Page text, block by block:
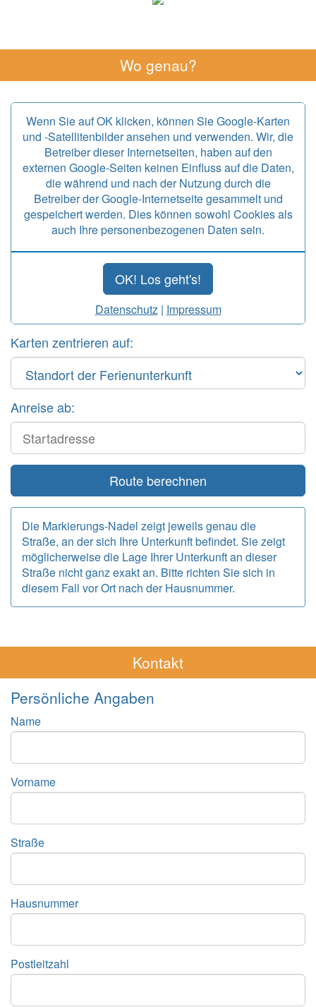
Wo genau?
Wenn Sie auf OK klicken, können Sie Google-Karten
und -Satellitenbilder ansehen und verwenden. Wir, die
Betreiber dieser Internetseiten, haben auf den
externen Google-Seiten keinen Einfluss auf die Daten,
die während und nach der Nutzung durch die
Betreiber der Google-Internetseite gesammelt und
gespeichert werden. Dies können sowohl Cookies als
auch Ihre personenbezogenen Daten sein.
OK! Los geht's!
Datenschutz| Impressum
Karten zentrieren auf:
Anreise ab:
Start
Route berechnen
Die Markierungs-Nadel zeigt jeweils genau die
Straße, an der sich Ihre Unterkunft befindet. Sie zeigt
möglicherweise die Lage Ihrer Unterkunft an dieser
Straße nicht ganz exakt an. Bitte richten Sie sich in
diesem Fall vor Ort nach der Hausnummer.
Kontakt
Persönliche Angaben
Name
Vorname
Straße
Hausnummer
Postleitzahl